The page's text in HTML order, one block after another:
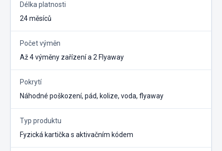
Délka platnosti
24 měsíců
Počet výměn
Až 4 výměny zařízení a 2 Flyaway
Pokrytí
Náhodné poškození, pád, kolize, voda, flyaway
Typ produktu
Fyzická kartička s aktivačním kódem